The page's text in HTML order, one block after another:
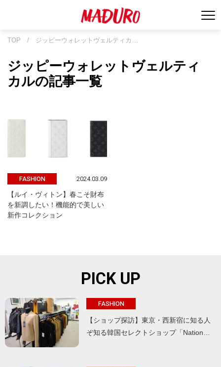
TOP / ジッピーウォレットヴェルティカ…
ジッピーウォレットヴェルティ
カルの記事一覧
FASHION 2024.03.09
【ルイ・ヴィトン】春こそ財布
を新調したい！機能的で美しい
新作コレクション
PICK UP
FASHION
【ショップ探訪】東京・西新宿に知る人
ぞ知る韓国セレクトショップ「Nation…